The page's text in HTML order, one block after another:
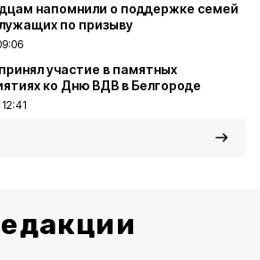
напомнили о поддержке семей
по призыву
участие в памятных
ко Дню ВДВ в Белгороде